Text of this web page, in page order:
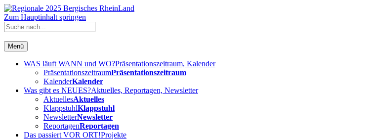
Zum Hauptinhalt springen
Menü
WAS läuft WANN und WO?Präsentationszeitraum, Kalender
PräsentationszeitraumPräsentationszeitraum
KalenderKalender
Was gibt es NEUES?Aktuelles, Reportagen, Newsletter
AktuellesAktuelles
KlappstuhlKlappstuhl
NewsletterNewsletter
ReportagenReportagen
Das passiert VOR ORT!Projekte